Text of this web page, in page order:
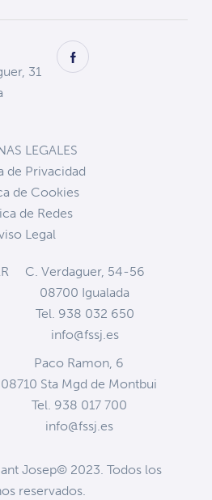
31
LEGALES
de Privacidad
de Cookies
de Redes
Legal
C. Verdaguer, 54-56
08700 Igualada
Tel. 938 032 650
info@fssj.es
Paco Ramon, 6
08710 Sta Mgd de Montbui
Tel. 938 017 700
info@fssj.es
Josep© 2023. Todos los
reservados.